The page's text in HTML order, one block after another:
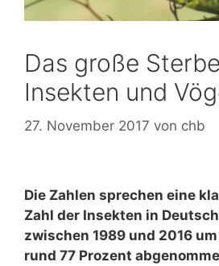
Das große
Insekten und
27. November 2017 von chb
Die Zahlen sprechen eine
Zahl der Insekten in
zwischen 1989 und 2016
rund 77 Prozent